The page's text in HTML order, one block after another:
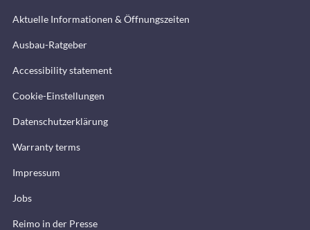
Aktuelle Informationen & Öffnungszeiten
Ausbau-Ratgeber
Accessibility statement
Cookie-Einstellungen
Datenschutzerklärung
Warranty terms
Impressum
Jobs
Reimo in der Presse